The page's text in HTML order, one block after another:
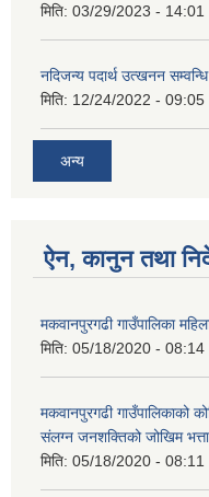
मिति: 03/29/2023 - 14:01
नदिजन्य पदार्थ उत्खनन
मिति: 12/24/2022 - 09:05
अन्य
ऐन, कानुन तथा
मकवानपुरगढी गाउँपालिका
मिति: 05/18/2020 - 08:14
मकवानपुरगढी गाउँपालिकाको
संलग्न जनशक्तिको जोखिम
मिति: 05/18/2020 - 08:11